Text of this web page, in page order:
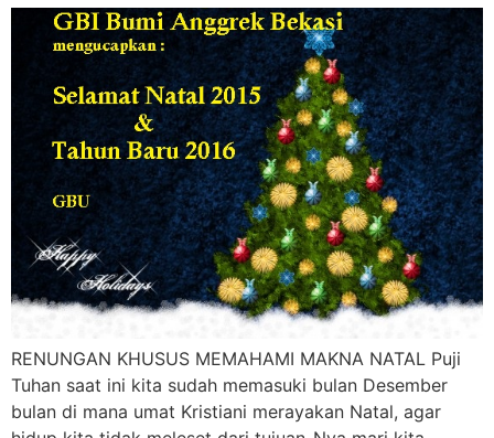
RENUNGAN KHUSUS MEMAHAMI MAKNA NATAL Puji
Tuhan saat ini kita sudah memasuki bulan Desember
bulan di mana umat Kristiani merayakan Natal, agar